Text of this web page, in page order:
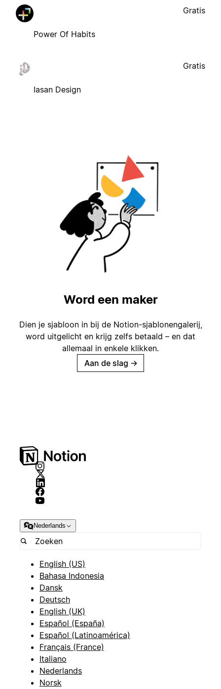
Power Of Habits
Gratis
Iasan Design
Gratis
Word een maker
Dien je sjabloon in bij de Notion-sjablonengalerij,
word uitgelicht en krijg zelfs betaald – en dat
allemaal in enkele klikken.
Aan de slag →
Nederlands
English (US)
Bahasa Indonesia
Dansk
Deutsch
English (UK)
Español (España)
Español (Latinoamérica)
Français (France)
Italiano
Nederlands
Norsk